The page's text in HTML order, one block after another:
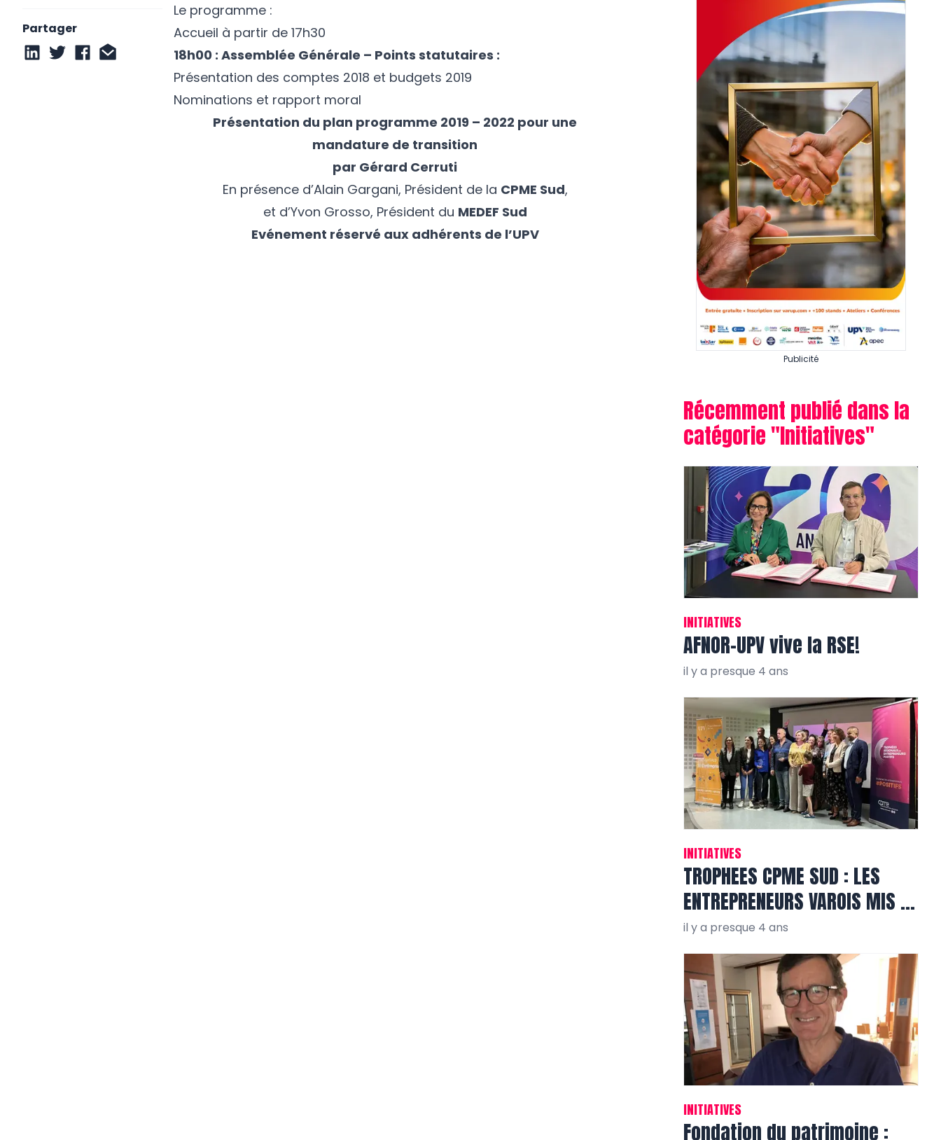
Partager
Le programme :
Accueil à partir de 17h30
18h00 : Assemblée Générale – Points statutaires :
Présentation des comptes 2018 et budgets 2019
Nominations et rapport moral
Présentation du plan programme 2019 – 2022 pour une
mandature de transition
par Gérard Cerruti
En présence d’Alain Gargani, Président de la CPME Sud,
et d’Yvon Grosso, Président du MEDEF Sud
Evénement réservé aux adhérents de l’UPV
Publicité
Récemment publié dans la
catégorie "Initiatives"
INITIATIVES
AFNOR-UPV vive la RSE!
il y a presque 4 ans
INITIATIVES
TROPHEES CPME SUD : LES
ENTREPRENEURS VAROIS MIS EN
VALEUR
il y a presque 4 ans
INITIATIVES
Fondation du patrimoine :